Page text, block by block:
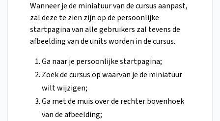
Wanneer je de miniatuur van de cursus aanpast,
zal deze te zien zijn op de persoonlijke
startpagina van alle gebruikers zal tevens de
afbeelding van de units worden in de cursus.
Ga naar je persoonlijke startpagina;
Zoek de cursus op waarvan je de miniatuur
wilt wijzigen;
Ga met de muis over de rechter bovenhoek
van de afbeelding;